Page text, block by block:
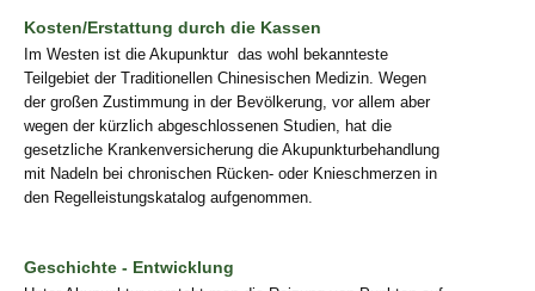
Kosten/Erstattung durch die Kassen
Im Westen ist die Akupunktur das wohl bekannteste
Teilgebiet der Traditionellen Chinesischen Medizin. Wegen
der großen Zustimmung in der Bevölkerung, vor allem aber
wegen der kürzlich abgeschlossenen Studien, hat die
gesetzliche Krankenversicherung die Akupunkturbehandlung
mit Nadeln bei chronischen Rücken- oder Knieschmerzen in
den Regelleistungskatalog aufgenommen.
Geschichte - Entwicklung